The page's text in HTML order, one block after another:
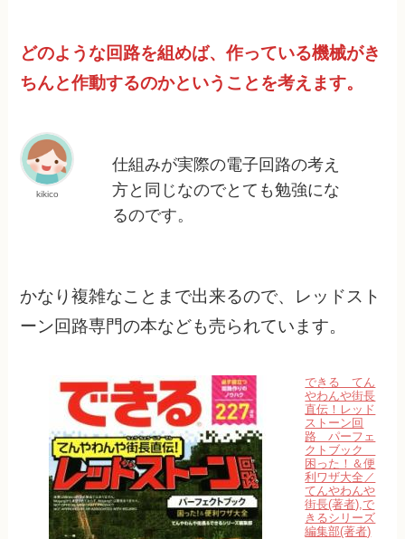
どのような回路を組めば、作っている機械がき
ちんと作動するのかということを考えます。
kikico
仕組みが実際の電子回路の考え
方と同じなのでとても勉強にな
るのです。
かなり複雑なことまで出来るので、レッドスト
ーン回路専門の本なども売られています。
できる てん
やわんや街長
直伝！レッド
ストーン回
路 パーフェ
クトブック
困った！＆便
利ワザ大全／
てんやわんや
街長(著者),で
きるシリーズ
編集部(著者)